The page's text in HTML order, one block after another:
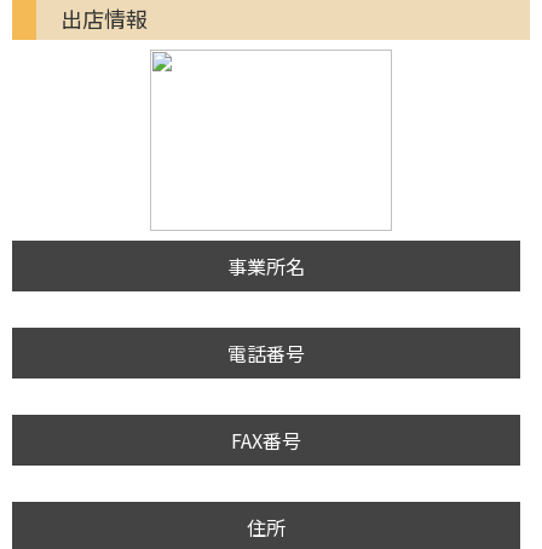
出店情報
事業所名
電話番号
FAX番号
住所